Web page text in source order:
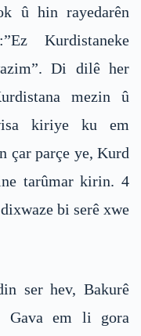
û hin rayedarên
Kurdistaneke
Di dilê her
mezin û
kiriye ku em
çar parçe ye, Kurd
tarûmar kirin. 4
bi serê xwe
ser hev, Bakurê
Gava em li gora